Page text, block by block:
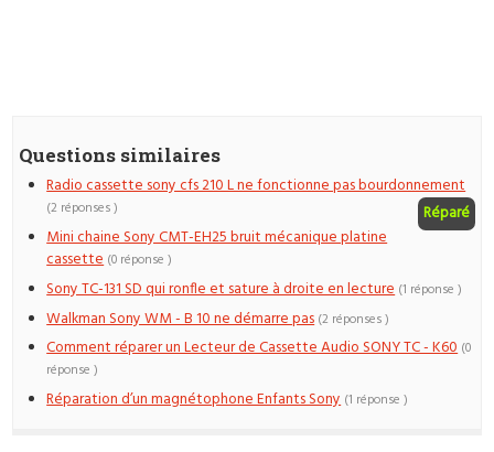
Questions similaires
Radio cassette sony cfs 210 L ne fonctionne pas bourdonnement
Réparé
(2 réponses )
Mini chaine Sony CMT-EH25 bruit mécanique platine
cassette (0 réponse )
Sony TC-131 SD qui ronfle et sature à droite en lecture (1 réponse )
Walkman Sony WM - B 10 ne démarre pas (2 réponses )
Comment réparer un Lecteur de Cassette Audio SONY TC - K60 (0
réponse )
Réparation d’un magnétophone Enfants Sony (1 réponse )